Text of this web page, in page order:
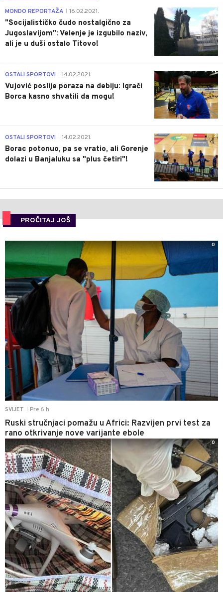
4
MONDO REPORTAŽA 16.02.2021.
"Socijalističko čudo nostalgično za
Jugoslavijom": Velenje je izgubilo naziv,
ali je u duši ostalo Titovo!
1
OSTALI SPORTOVI 14.02.2021.
Vujović poslije poraza na debiju: Igrači
Borca kasno shvatili da mogu!
3
OSTALI SPORTOVI 14.02.2021.
Borac potonuo, pa se vratio, ali Gorenje
dolazi u Banjaluku sa "plus četiri"!
PROČITAJ JOŠ
SVIJET Pre 6 h
Ruski stručnjaci pomažu u Africi: Razvijen prvi test za
rano otkrivanje nove varijante ebole
0
0